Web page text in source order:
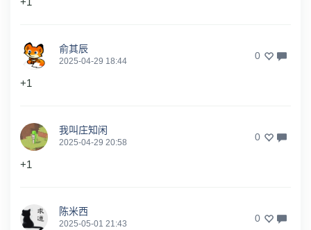
俞其辰
2025-04-29 18:44 0
+1
我叫庄知闲
2025-04-29 20:58 0
+1
陈米西
2025-05-01 21:43 0